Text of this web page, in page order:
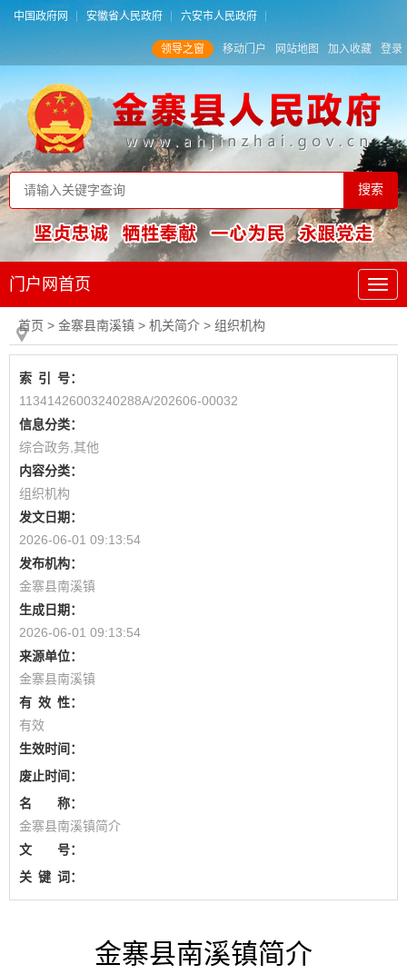
中国政府网 安徽省人民政府 六安市人民政府
领导之窗 移动门户 网站地图 加入收藏 登录
门户网首页
首页 > 金寨县南溪镇 > 机关简介 > 组织机构
索 引
号：
11341426003240288A/202606-00032
信息分类：
综合政务,其他
内容分类：
组织机构
发文日期：
2026-06-01 09:13:54
发布机构：
金寨县南溪镇
生成日期：
2026-06-01 09:13:54
来源单位：
金寨县南溪镇
有 效 性：
有效
生效时间：
废止时间：
名 称：
金寨县南溪镇简介
文 号：
关 键 词：
金寨县南溪镇简介